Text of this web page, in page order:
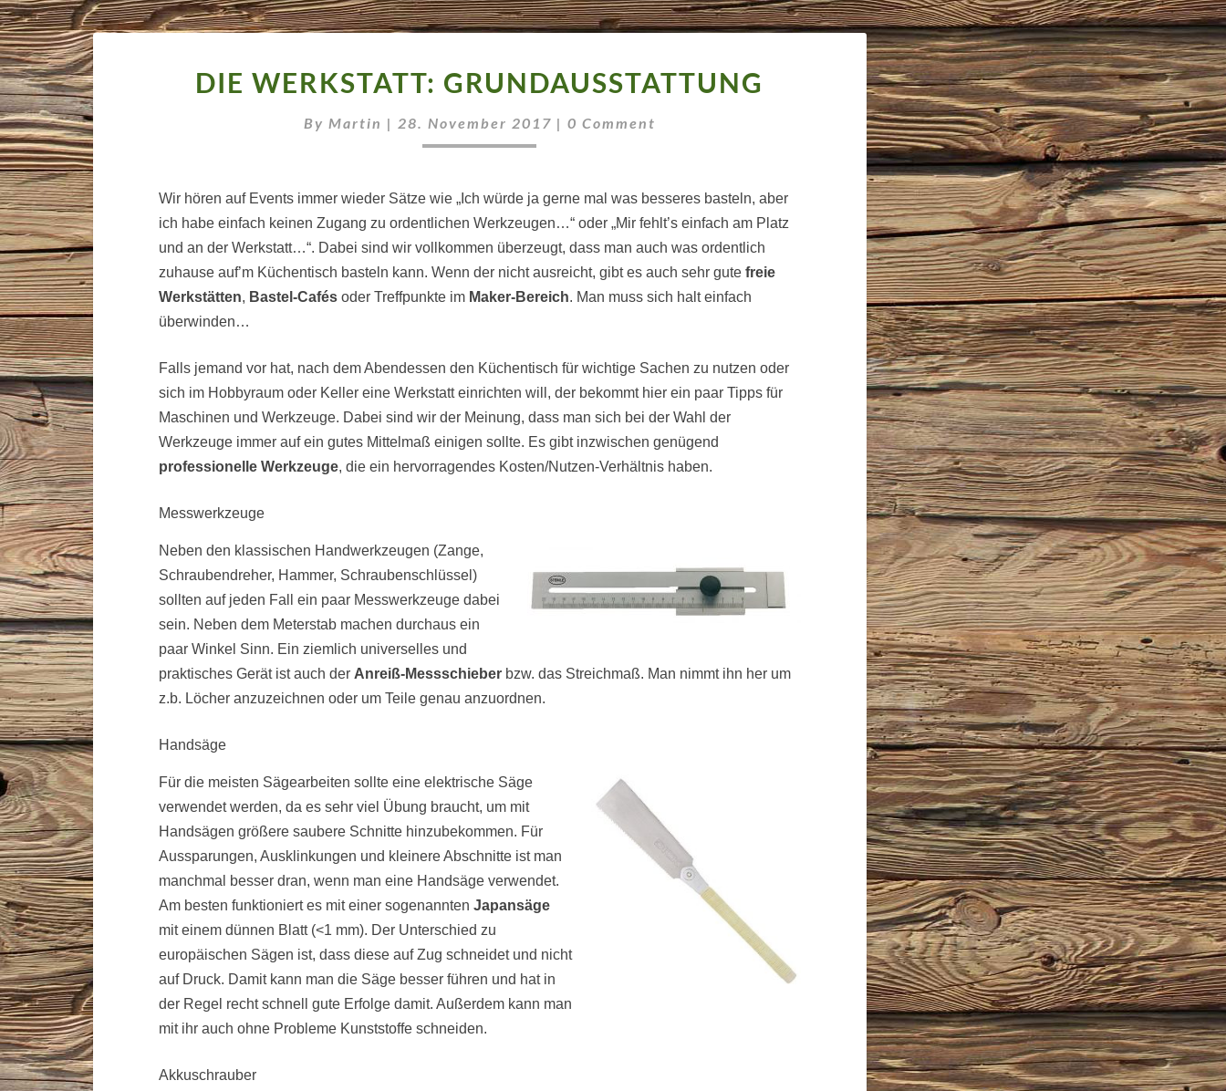
WERKSTATT:
DIE WERKSTATT: GRUNDAUSSTATTUNG
By Martin | 28. November 2017 | Comments
0 Comment
Wir hören auf Events immer wieder Sätze wie „Ich würde ja gerne mal was besseres basteln, aber
ich habe einfach keinen Zugang zu ordentlichen Werkzeugen…“ oder „Mir fehlt’s einfach am Platz
und an der Werkstatt…“. Dabei sind wir vollkommen überzeugt, dass man auch was ordentlich
zuhause auf’m Küchentisch basteln kann. Wenn der nicht ausreicht, gibt es auch sehr gute freie
Werkstätten, Bastel-Cafés oder Treffpunkte im Maker-Bereich. Man muss sich halt einfach
überwinden…
Falls jemand vor hat, nach dem Abendessen den Küchentisch für wichtige Sachen zu nutzen oder
sich im Hobbyraum oder Keller eine Werkstatt einrichten will, der bekommt hier ein paar Tipps für
Maschinen und Werkzeuge. Dabei sind wir der Meinung, dass man sich bei der Wahl der
Werkzeuge immer auf ein gutes Mittelmaß einigen sollte. Es gibt inzwischen genügend
professionelle Werkzeuge, die ein hervorragendes Kosten/Nutzen-Verhältnis haben.
Messwerkzeuge
Neben den klassischen Handwerkzeugen (Zange,
Schraubendreher, Hammer, Schraubenschlüssel)
sollten auf jeden Fall ein paar Messwerkzeuge dabei
sein. Neben dem Meterstab machen durchaus ein
paar Winkel Sinn. Ein ziemlich universelles und
praktisches Gerät ist auch der Anreiß-Messschieber bzw. das Streichmaß. Man nimmt ihn her um
z.b. Löcher anzuzeichnen oder um Teile genau anzuordnen.
Handsäge
Für die meisten Sägearbeiten sollte eine elektrische Säge
verwendet werden, da es sehr viel Übung braucht, um mit
Handsägen größere saubere Schnitte hinzubekommen. Für
Aussparungen, Ausklinkungen und kleinere Abschnitte ist man
manchmal besser dran, wenn man eine Handsäge verwendet.
Am besten funktioniert es mit einer sogenannten Japansäge
mit einem dünnen Blatt (<1 mm). Der Unterschied zu
europäischen Sägen ist, dass diese auf Zug schneidet und nicht
auf Druck. Damit kann man die Säge besser führen und hat in
der Regel recht schnell gute Erfolge damit. Außerdem kann man
mit ihr auch ohne Probleme Kunststoffe schneiden.
Akkuschrauber